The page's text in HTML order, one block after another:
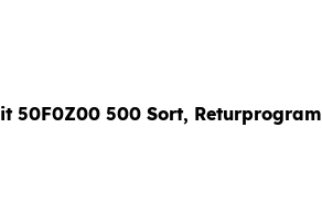
50F0Z00 500 Sort, Returprogram